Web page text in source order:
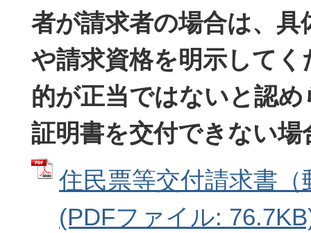
者が請求者の場合は、具
や請求資格を明示してく
的が正当ではないと認
証明書を交付できない
住民票等交付請求書（
(PDFファイル: